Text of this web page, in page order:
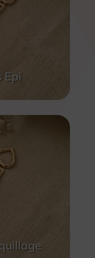
Epi